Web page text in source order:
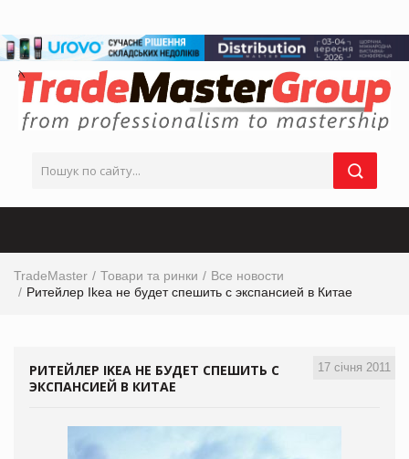
TradeMaster Товари та ринки
Все новости
Ритейлер Ikea не будет спешить с экспансией в Китае
17 січня 2011
РИТЕЙЛЕР IKEA НЕ БУДЕТ СПЕШИТЬ С
ЭКСПАНСИЕЙ В КИТАЕ